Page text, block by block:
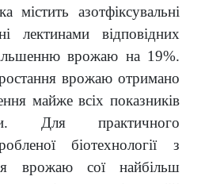
містить азотфіксувальні
лектинами відповідних
врожаю на 19%.
врожаю отримано
майже всіх показників
Для практичного
біотехнології з
врожаю сої найбільш